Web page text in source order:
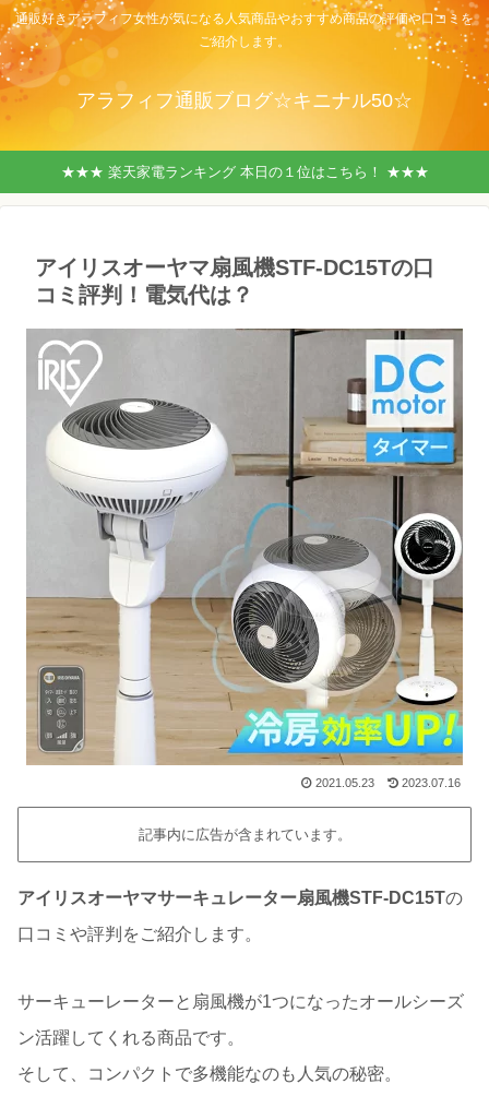
通販好きアラフィフ女性が気になる人気商品やおすすめ商品の評価や口コミを
ご紹介します。
アラフィフ通販ブログ☆キニナル50☆
★★★ 楽天家電ランキング 本日の１位はこちら！ ★★★
アイリスオーヤマ扇風機STF-DC15Tの口
コミ評判！電気代は？
2021.05.23 2023.07.16
記事内に広告が含まれています。
アイリスオーヤマサーキュレーター扇風機STF-DC15Tの
口コミや評判をご紹介します。
サーキューレーターと扇風機が1つになったオールシーズ
ン活躍してくれる商品です。
そして、コンパクトで多機能なのも人気の秘密。